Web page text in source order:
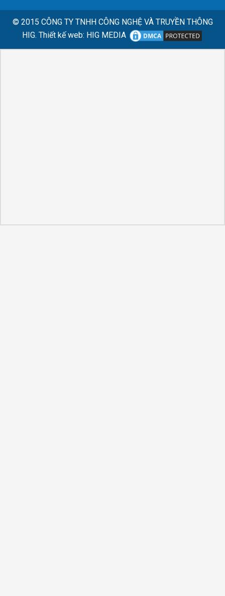
© 2015 CÔNG TY TNHH CÔNG NGHỆ VÀ TRUYỀN THÔNG
HIG. Thiết kế web: HIG MEDIA